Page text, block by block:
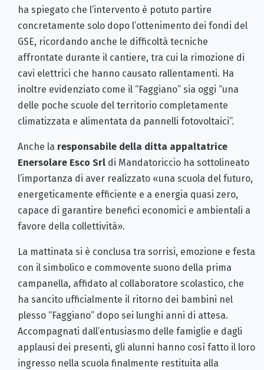
ha spiegato che l’intervento è potuto partire
concretamente solo dopo l’ottenimento dei fondi del
GSE, ricordando anche le difficoltà tecniche
affrontate durante il cantiere, tra cui la rimozione di
cavi elettrici che hanno causato rallentamenti. Ha
inoltre evidenziato come il “Faggiano” sia oggi “una
delle poche scuole del territorio completamente
climatizzata e alimentata da pannelli fotovoltaici”.
Anche la responsabile della ditta appaltatrice
Enersolare Esco Srl di Mandatoriccio ha sottolineato
l’importanza di aver realizzato «una scuola del futuro,
energeticamente efficiente e a energia quasi zero,
capace di garantire benefici economici e ambientali a
favore della collettività».
La mattinata si è conclusa tra sorrisi, emozione e festa
con il simbolico e commovente suono della prima
campanella, affidato al collaboratore scolastico, che
ha sancito ufficialmente il ritorno dei bambini nel
plesso “Faggiano” dopo sei lunghi anni di attesa.
Accompagnati dall’entusiasmo delle famiglie e dagli
applausi dei presenti, gli alunni hanno così fatto il loro
ingresso nella scuola finalmente restituita alla